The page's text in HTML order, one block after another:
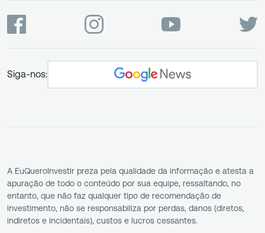
Siga-nos:
A EuQueroInvestir preza pela qualidade da informação e atesta a
apuração de todo o conteúdo por sua equipe, ressaltando, no
entanto, que não faz qualquer tipo de recomendação de
investimento, não se responsabiliza por perdas, danos (diretos,
indiretos e incidentais), custos e lucros cessantes.